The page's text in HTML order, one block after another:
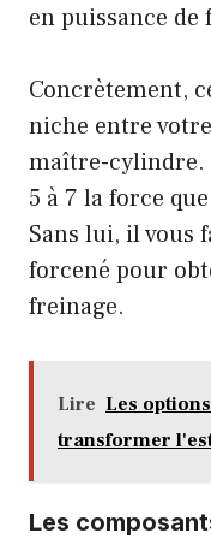
en puissance
Concrètement,
niche entre
maître-cylindre.
5 à 7 la force
Sans lui, il vous
forcené pour
freinage.
Lire Les
transformer
Les